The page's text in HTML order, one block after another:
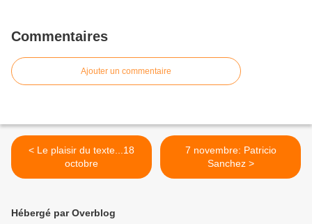
Commentaires
Ajouter un commentaire
< Le plaisir du texte...18
octobre
7 novembre: Patricio
Sanchez >
Hébergé par Overblog